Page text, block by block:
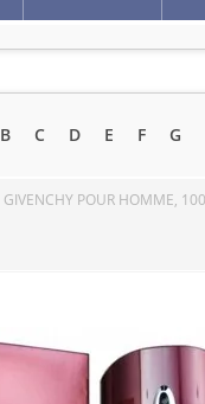
B C D E F G
GIVENCHY POUR HOMME,